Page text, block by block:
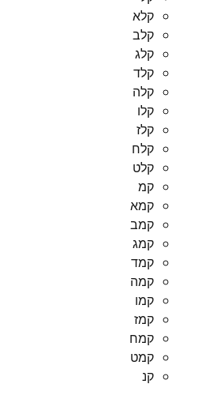
קלא
קלב
קלג
קלד
קלה
קלו
קלז
קלח
קלט
קמ
קמא
קמב
קמג
קמד
קמה
קמו
קמז
קמח
קמט
קנ